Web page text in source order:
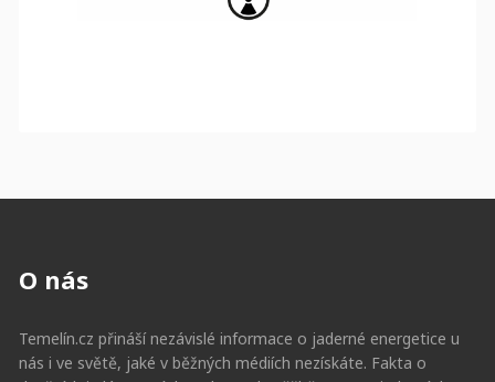
O nás
Temelín.cz přináší nezávislé informace o jaderné energetice u
nás i ve světě, jaké v běžných médiích nezískáte. Fakta o